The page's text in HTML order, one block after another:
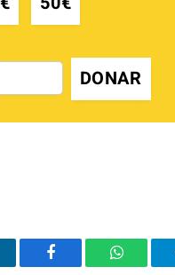
DONAR
Facebook